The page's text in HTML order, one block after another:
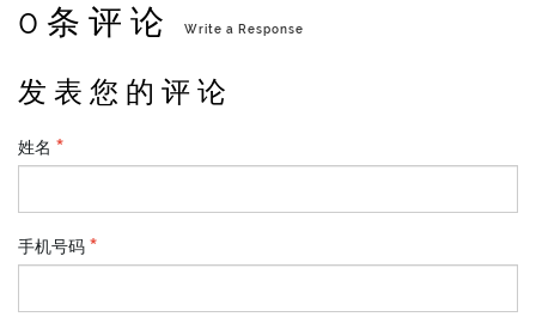
0 条 评 论 Write a Response
发 表 您 的 评 论
姓名
手机号码